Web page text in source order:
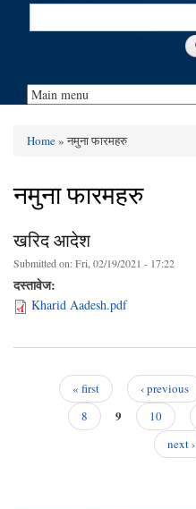
Search
You are here
Home» नमुना फारमहरु
नमुना फारमहरु
खरिद आदेश
Submitted on:Fri, 02/19/2021 - 17:22
दस्तावेज:
Kharid Aadesh.pdf
« first ‹ previous
8
9 10
next ›